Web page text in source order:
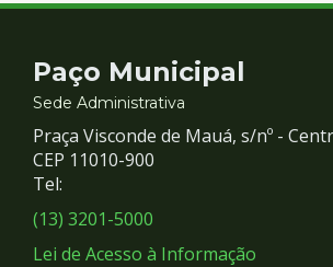
Contato
e
Redes
Sociais
Paço Municipal
Sede Administrativa
Praça Visconde de Mauá, s/nº -
CEP 11010-900
Tel:
(13) 3201-5000
Lei de Acesso à Informação